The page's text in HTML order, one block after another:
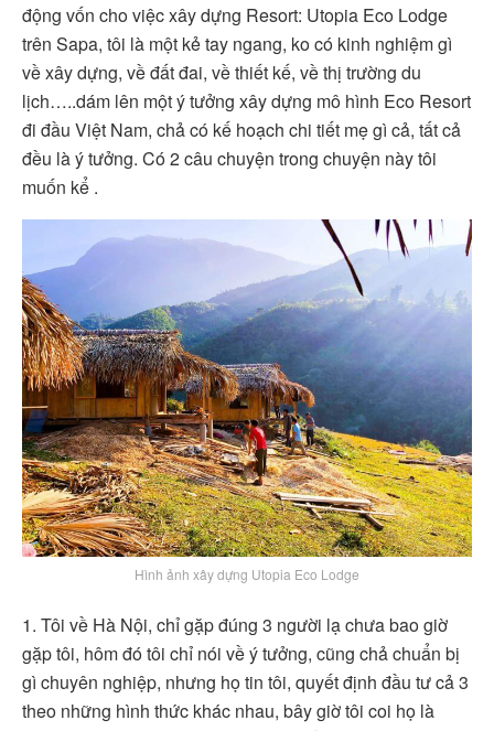
động vốn cho việc xây dựng Resort: Utopia Eco Lodge
trên Sapa, tôi là một kẻ tay ngang, ko có kinh nghiệm gì
về xây dựng, về đất đai, về thiết kế, về thị trường du
lịch…..dám lên một ý tưởng xây dựng mô hình Eco Resort
đi đầu Việt Nam, chả có kế hoạch chi tiết mẹ gì cả, tất cả
đều là ý tưởng. Có 2 câu chuyện trong chuyện này tôi
muốn kể .
Hình ảnh xây dựng Utopia Eco Lodge
1. Tôi về Hà Nội, chỉ gặp đúng 3 người lạ chưa bao giờ
gặp tôi, hôm đó tôi chỉ nói về ý tưởng, cũng chả chuẩn bị
gì chuyên nghiệp, nhưng họ tin tôi, quyết định đầu tư cả 3
theo những hình thức khác nhau, bây giờ tôi coi họ là